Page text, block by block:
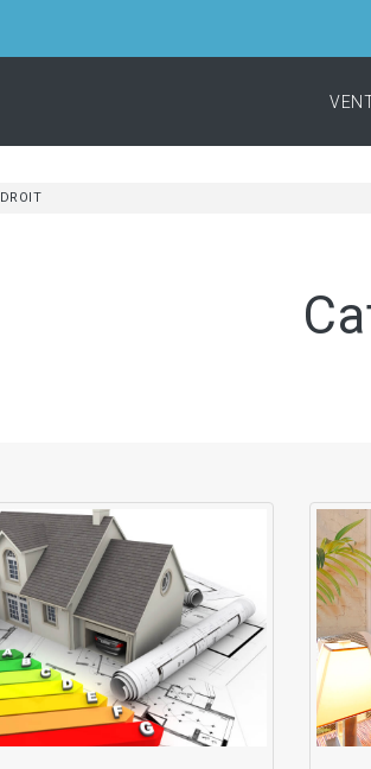
DROIT